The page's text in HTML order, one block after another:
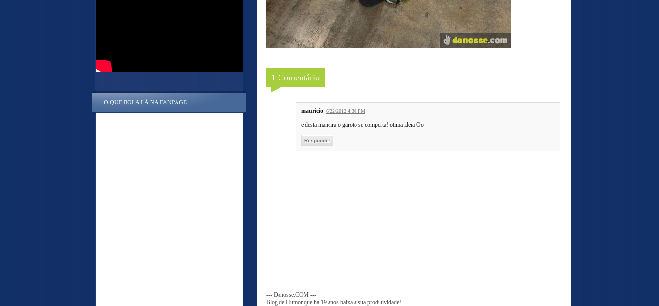
1 Comentário
mauricio 6/22/2012 4:30 PM
e desta maneira o garoto se comporta! otima ideia Oo
Responder
--- Danosse.COM ---
Blog de Humor que há 19 anos baixa a sua produtividade!
O QUE ROLA LÁ NA FANPAGE